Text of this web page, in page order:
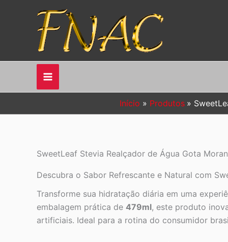
Início Produtos
SweetLeaf Stevia Realçador de Água Gota
Descubra o Sabor Refrescante e Natural com
Transforme sua hidratação diária em uma
embalagem prática de 479ml, este produto
artificiais. Ideal para a rotina do consumidor